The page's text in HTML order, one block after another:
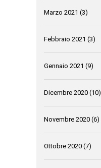
Marzo 2021 (3)
Febbraio 2021 (3)
Gennaio 2021 (9)
Dicembre 2020 (10)
Novembre 2020 (6)
Ottobre 2020 (7)